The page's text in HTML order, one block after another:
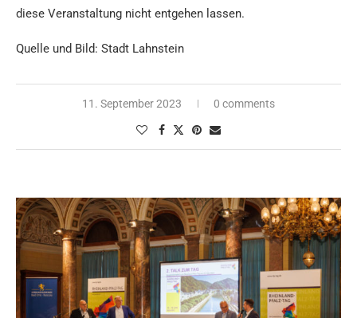
diese Veranstaltung nicht entgehen lassen.
Quelle und Bild: Stadt Lahnstein
11. September 2023 0 comments